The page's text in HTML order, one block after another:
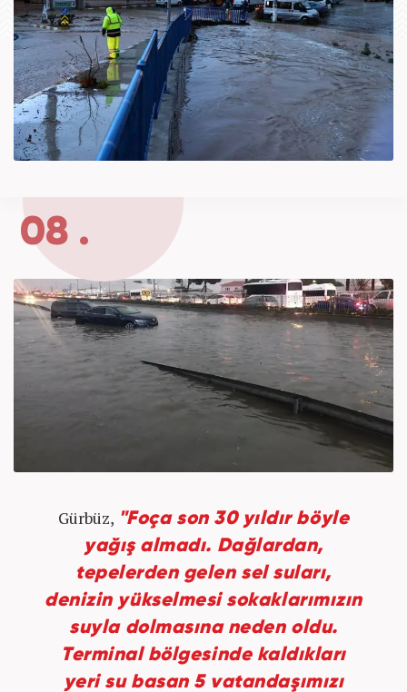
08 .
Gürbüz, "Foça son 30 yıldır böyle
yağış almadı. Dağlardan,
tepelerden gelen sel suları,
denizin yükselmesi sokaklarımızın
suyla dolmasına neden oldu.
Terminal bölgesinde kaldıkları
yeri su basan 5 vatandaşımızı